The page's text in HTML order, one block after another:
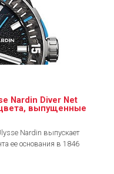
Nardin Diver Net
выпущенные
Nardin выпускает
ее основания в 1846